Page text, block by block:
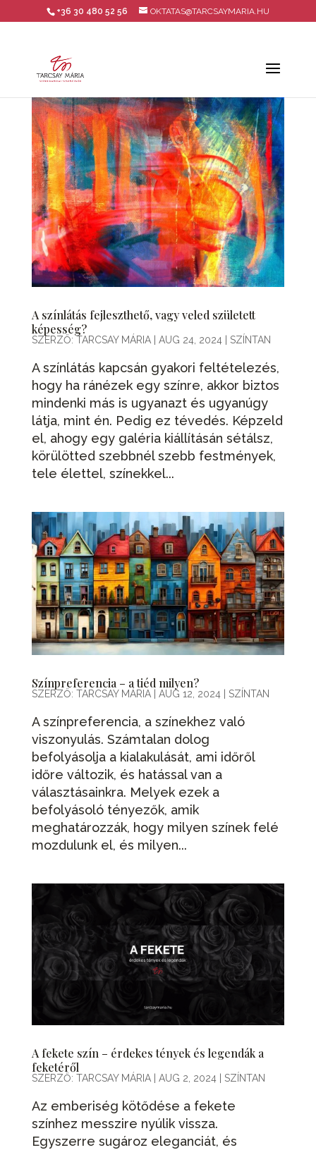
+36 30 480 52 56 OKTATAS@TARCSAYMARIA.HU
A színlátás fejleszthető, vagy veled született
képesség?
SZERZŐ: TARCSAY MÁRIA| AUG 24, 2024| SZÍNTAN
A színlátás kapcsán gyakori feltételezés,
hogy ha ránézek egy színre, akkor biztos
mindenki más is ugyanazt és ugyanúgy
látja, mint én. Pedig ez tévedés. Képzeld
el, ahogy egy galéria kiállításán sétálsz,
körülötted szebbnél szebb festmények,
tele élettel, színekkel...
Színpreferencia – a tiéd milyen?
SZERZŐ: TARCSAY MÁRIA| AUG 12, 2024| SZÍNTAN
A színpreferencia, a színekhez való
viszonyulás. Számtalan dolog
befolyásolja a kialakulását, ami időről
időre változik, és hatással van a
választásainkra. Melyek ezek a
befolyásoló tényezők, amik
meghatározzák, hogy milyen színek felé
mozdulunk el, és milyen...
A fekete szín – érdekes tények és legendák a
feketéről
SZERZŐ: TARCSAY MÁRIA| AUG 2, 2024| SZÍNTAN
Az emberiség kötődése a fekete
színhez messzire nyúlik vissza.
Egyszerre sugároz eleganciát, és